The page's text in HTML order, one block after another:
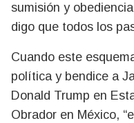
sumisión y
digo que todos los
Cuando este
política y bendice a
Donald Trump en
Obrador en México,